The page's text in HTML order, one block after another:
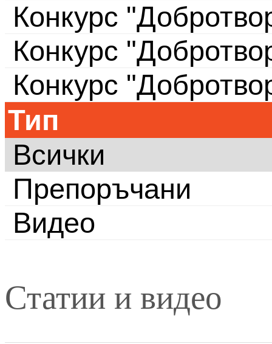
Конкурс
Конкурс
Конкурс
Тип
Всички
Препоръчани
Видео
Статии и видео